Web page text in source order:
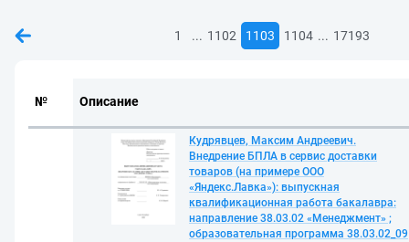
1 ... 1102 1103 1104 ... 17193
№ Описание
Кудрявцев, Максим Андреевич.
Внедрение БПЛА в сервис доставки
товаров (на примере ООО
«Яндекс.Лавка»): выпускная
квалификационная работа бакалавра:
направление 38.03.02 «Менеджмент» ;
образовательная программа 38.03.02_09